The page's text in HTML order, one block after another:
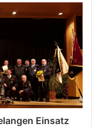
Einsatz